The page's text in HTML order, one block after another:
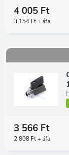
4 005 Ft
3 154 Ft + áfa
3 566 Ft
2 808 Ft + áfa